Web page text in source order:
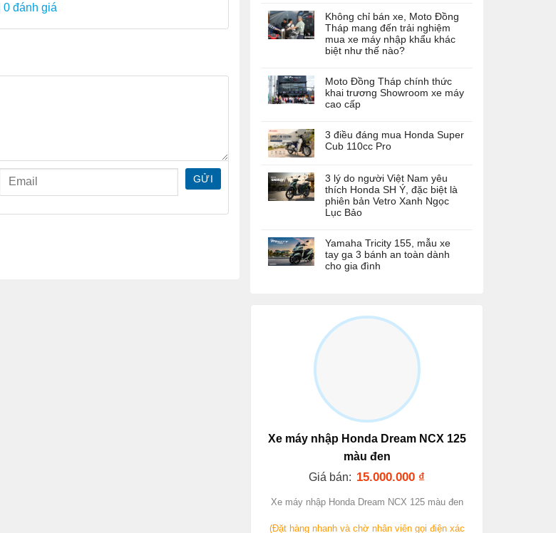
| 0 đánh giá
GỬI
Không chỉ bán xe, Moto Đồng
Tháp mang đến trải nghiệm
mua xe máy nhập khẩu khác
biệt như thế nào?
Moto Đồng Tháp chính thức
khai trương Showroom xe máy
cao cấp
3 điều đáng mua Honda Super
Cub 110cc Pro
3 lý do người Việt Nam yêu
thích Honda SH Ý, đặc biệt là
phiên bản Vetro Xanh Ngọc
Lục Bảo
Yamaha Tricity 155, mẫu xe
tay ga 3 bánh an toàn dành
cho gia đình
Xe máy nhập Honda Dream NCX 125
màu đen
Giá bán: 15.000.000 ₫
Xe máy nhập Honda Dream NCX 125 màu đen
(Đặt hàng nhanh và chờ nhân viên gọi điện xác